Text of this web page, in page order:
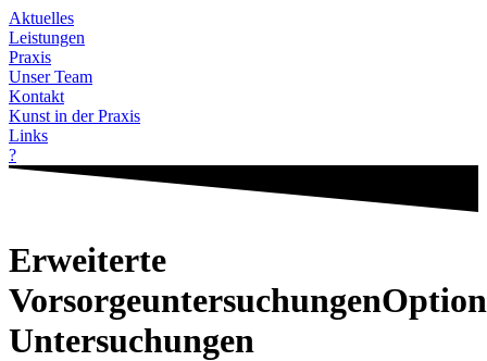
Aktuelles
Leistungen
Praxis
Unser Team
Kontakt
Kunst in der Praxis
Links
?
Erweiterte
Vorsorgeuntersuchungen
Untersuchungen